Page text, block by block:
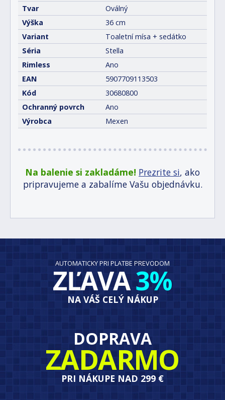
Tvar
Oválný
Výška
36 cm
Variant
Toaletní mísa + sedátko
Séria
Stella
Rimless
Ano
EAN
5907709113503
Kód
30680800
Ochranný povrch
Ano
Výrobca
Mexen
Na balenie si zakladáme! Prezrite si, ako
pripravujeme a zabalíme Vašu objednávku.
AUTOMATICKY PRI PLATBE PREVODOM
ZĽAVA3%
NA VÁŠ CELÝ NÁKUP
DOPRAVA
ZADARMO
PRI NÁKUPE NAD 299 €